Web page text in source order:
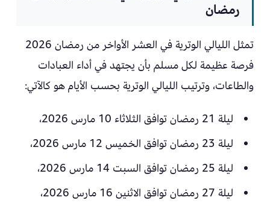
رمضان
تمثل الليالي الوترية في العشر الأواخر من رمضان 2026
فرصة عظيمة لكل مسلم بأن يجتهد في أداء العبادات
والطاعات، وترتيب الليالي الوترية بحسب الأيام هو كالآتي:
ليلة 21 رمضان توافق الثلاثاء 10 مارس 2026،
ليلة 23 رمضان توافق الخميس 12 مارس 2026،
ليلة 25 رمضان توافق السبت 14 مارس 2026،
ليلة 27 رمضان توافق الاثنين 16 مارس 2026،